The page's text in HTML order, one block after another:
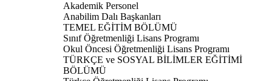
Akademik Personel
Anabilim Dalı Başkanları
TEMEL EĞİTİM BÖLÜMÜ
Sınıf Öğretmenliği Lisans Programı
Okul Öncesi Öğretmenliği Lisans Programı
TÜRKÇE ve SOSYAL BİLİMLER EĞİTİMİ
BÖLÜMÜ